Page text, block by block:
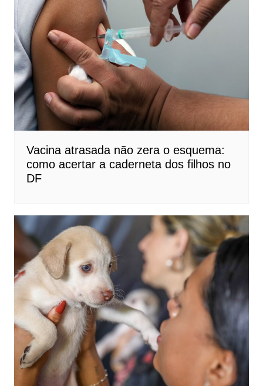
Vacina atrasada não zera o esquema:
como acertar a caderneta dos filhos no
DF